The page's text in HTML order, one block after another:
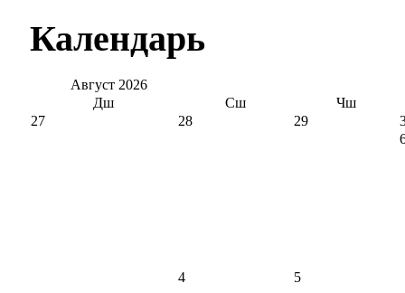
Календарь
Август 2026
Дш
Сш
Чш
27
28 29
4
5